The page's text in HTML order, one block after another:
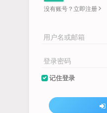
没有账号？立即注册
用户名或邮箱
登录密码
记住登录